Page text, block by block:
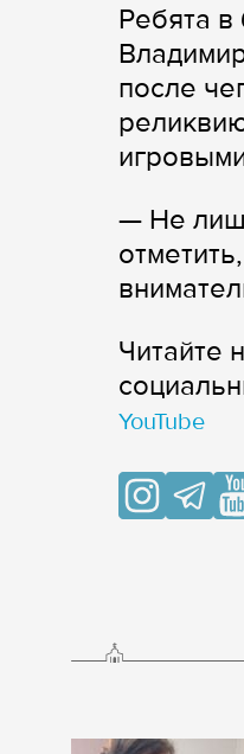
Ребята в
после
— Не
Читайте
YouTube